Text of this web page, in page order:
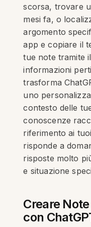
scorsa, trovare
mesi fa, o
argomento
app e copiare il
tue note tramite
informazioni
trasforma
uno
contesto delle
conoscenze
riferimento ai
risponde a
risposte molto
e situazione
Creare
con